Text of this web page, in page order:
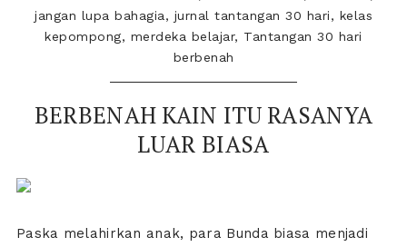
jangan lupa bahagia, jurnal tantangan 30 hari, kelas
kepompong, merdeka belajar, Tantangan 30 hari
berbenah
BERBENAH KAIN ITU RASANYA
LUAR BIASA
Paska melahirkan anak, para Bunda biasa menjadi